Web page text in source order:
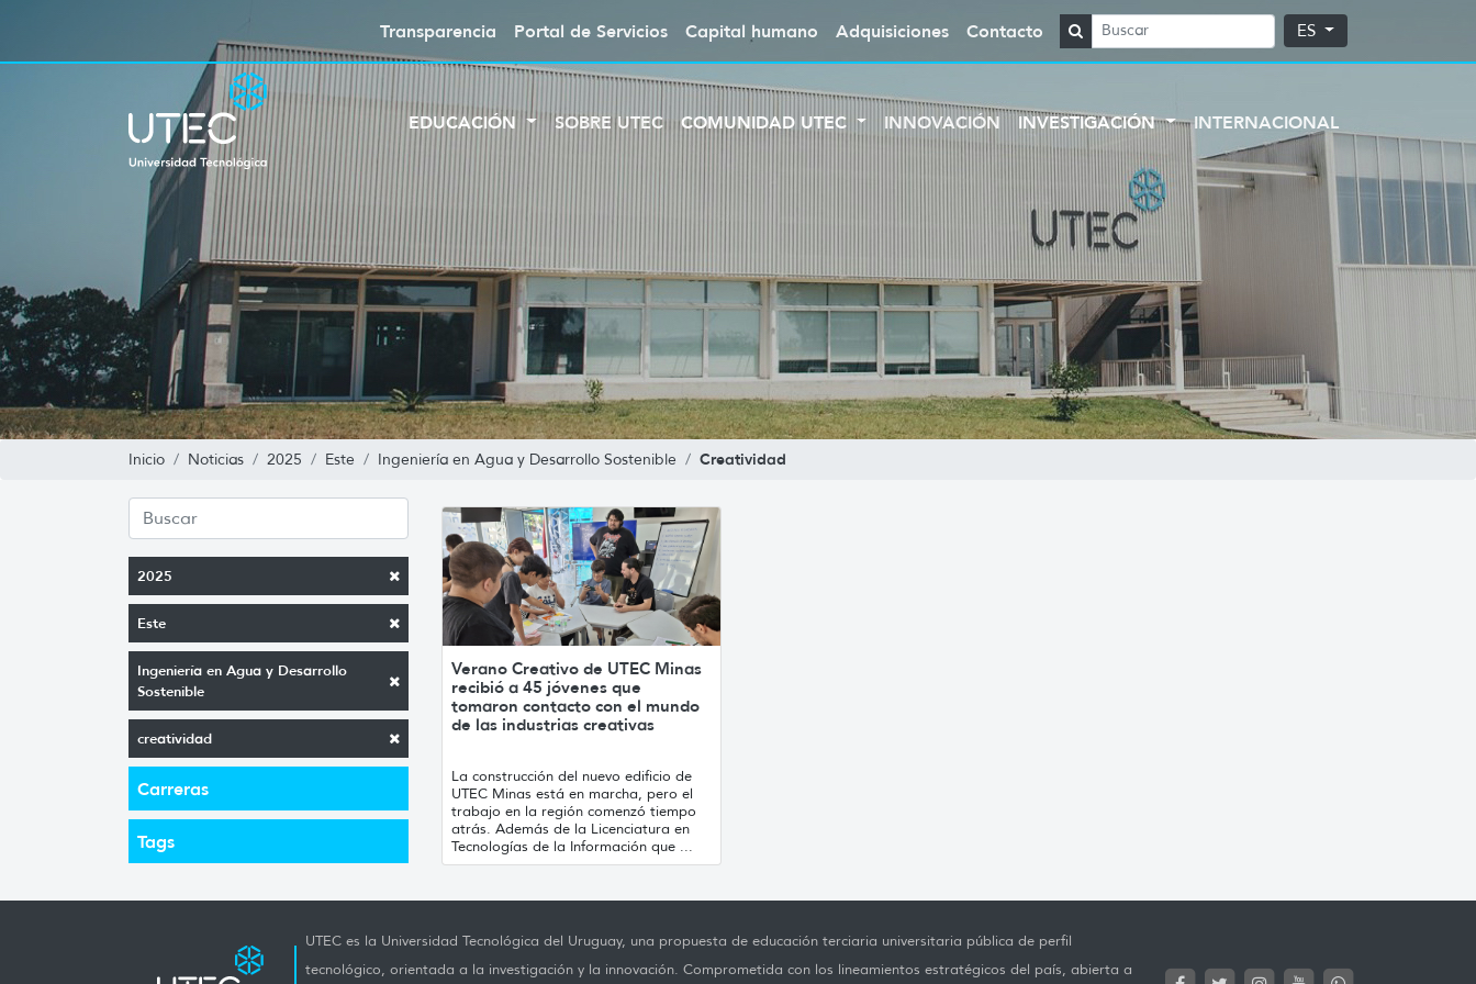
Transparencia Portal de Servicios Capital humano Adquisiciones Contacto ES
EDUCACIÓN SOBRE UTEC COMUNIDAD UTEC INNOVACIÓN INVESTIGACIÓN INTERNACIONAL
Inicio Noticias 2025 Este Ingeniería en Agua y Desarrollo Sostenible Creatividad
2025
Este
Ingeniería en Agua y Desarrollo
Sostenible
creatividad
Carreras
Tags
Verano Creativo de UTEC Minas
recibió a 45 jóvenes que
tomaron contacto con el mundo
de las industrias creativas
La construcción del nuevo edificio de
UTEC Minas está en marcha, pero el
trabajo en la región comenzó tiempo
atrás. Además de la Licenciatura en
Tecnologías de la Información que ...
UTEC es la Universidad Tecnológica del Uruguay, una propuesta de educación terciaria universitaria pública de perfil
tecnológico, orientada a la investigación y la innovación. Comprometida con los lineamientos estratégicos del país, abierta a